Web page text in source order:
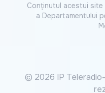
Conținutul acestui
a Departamentului
© 2026 IP